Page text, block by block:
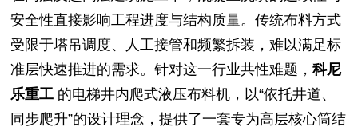
安全性直接影响工程进度与结构质量。传统布料方式
受限于塔吊调度、人工接管和频繁拆装，难以满足标
准层快速推进的需求。针对这一行业共性难题，科尼
乐重工 的电梯井内爬式液压布料机，以“依托井道、
同步爬升”的设计理念，提供了一套专为高层核心筒结